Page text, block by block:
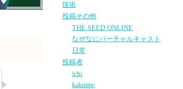
技術
投稿その他
THE SEED ONLINE
なぜなにバーチャルキャスト
日常
投稿者
ichi
kakunpc